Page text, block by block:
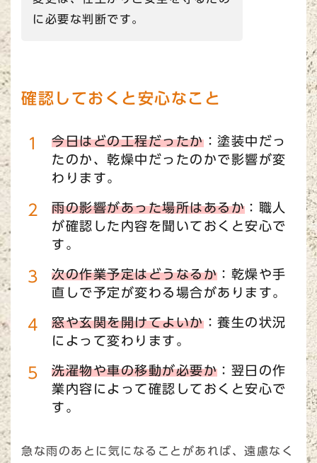
に必要な判断です。
確認しておくと安心なこと
今日はどの工程だったか：塗装中だっ
たのか、乾燥中だったのかで影響が変
わります。
雨の影響があった場所はあるか ：職人
が確認した内容を聞いておくと安心で
す。
次の作業予定はどうなるか ：乾燥や手
直しで予定が変わる場合があります。
窓や玄関を開けてよいか：養生の状況
によって変わります。
洗濯物や車の移動が必要か ：翌日の作
業内容によって確認しておくと安心で
す。
急な雨のあとに気になることがあれば、遠慮なく